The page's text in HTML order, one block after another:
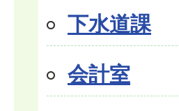
下水道課
会計室